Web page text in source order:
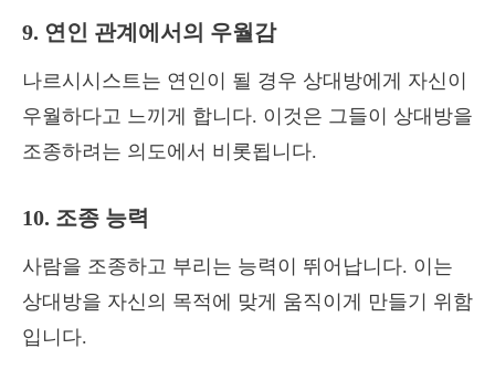
9. 연인 관계에서의 우월감
나르시시스트는 연인이 될 경우 상대방에게 자신이
우월하다고 느끼게 합니다. 이것은 그들이 상대방을
조종하려는 의도에서 비롯됩니다.
10. 조종 능력
사람을 조종하고 부리는 능력이 뛰어납니다. 이는
상대방을 자신의 목적에 맞게 움직이게 만들기 위함
입니다.